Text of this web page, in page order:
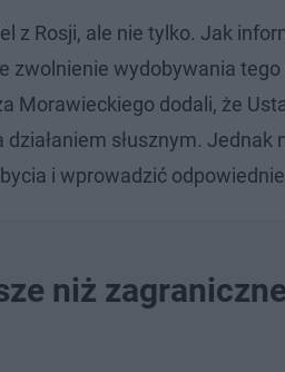
z Rosji, ale nie tylko. Jak
wydobywania tego
Morawieckiego dodali, że
słusznym. Jednak
i wprowadzić
niż